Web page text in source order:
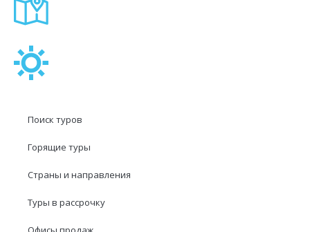
Поиск туров
Горящие туры
Страны и направления
Туры в рассрочку